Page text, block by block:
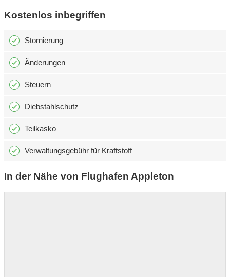
Kostenlos inbegriffen
Stornierung
Änderungen
Steuern
Diebstahlschutz
Teilkasko
Verwaltungsgebühr für Kraftstoff
In der Nähe von Flughafen Appleton